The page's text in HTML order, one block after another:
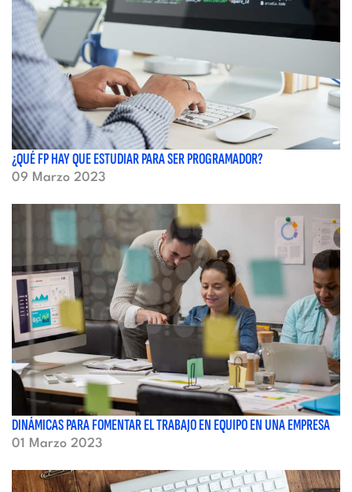
¿QUÉ FP HAY QUE ESTUDIAR PARA SER PROGRAMADOR?
09 Marzo 2023
DINÁMICAS PARA FOMENTAR EL TRABAJO EN EQUIPO EN UNA EMPRESA
01 Marzo 2023